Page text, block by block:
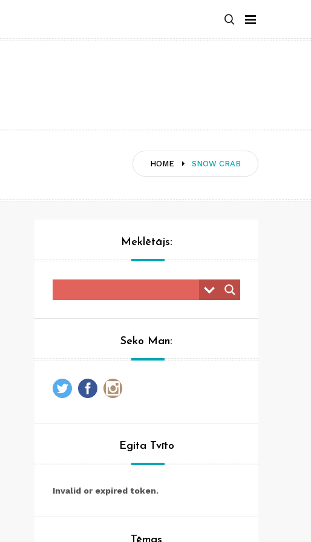
HOME SNOW CRAB
Meklētājs:
Seko Man:
Egita Tvīto
Invalid or expired token.